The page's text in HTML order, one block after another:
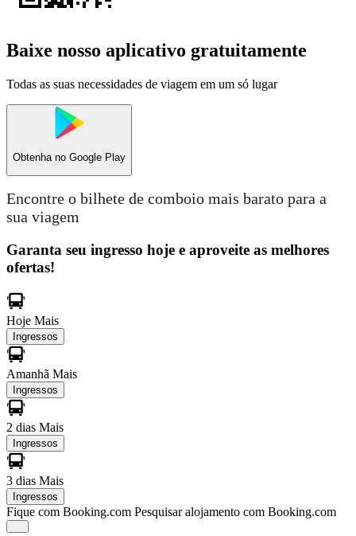
Baixe nosso aplicativo gratuitamente
Todas as suas necessidades de viagem em um só lugar
Obtenha no Google Play
Encontre o bilhete de comboio mais barato para a
sua viagem
Garanta seu ingresso hoje e aproveite as melhores
ofertas!
Hoje Mais
Ingressos
Amanhã Mais
Ingressos
2 dias Mais
Ingressos
3 dias Mais
Ingressos
Fique com Booking.com Pesquisar alojamento com Booking.com